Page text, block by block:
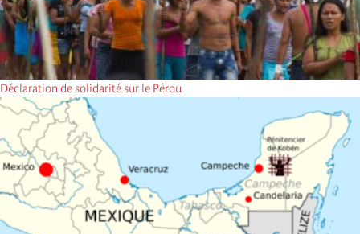
Déclaration de solidarité sur le Pérou